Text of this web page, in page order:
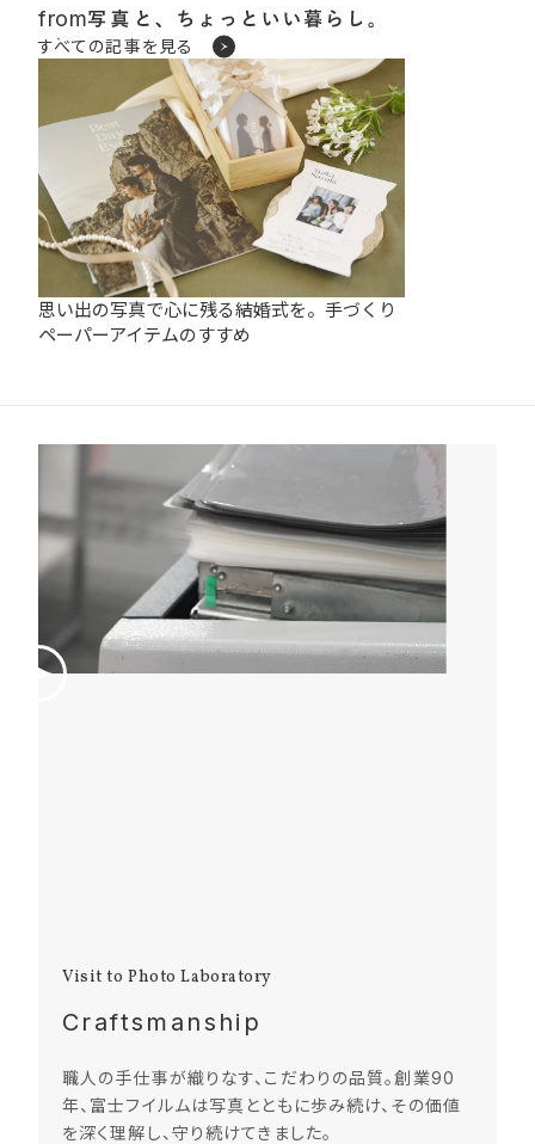
from
すべての記事を見る
思い出の写真で心に残る結婚式を。手づくり
ペーパーアイテムのすすめ
Visit to Photo Laboratory
Craftsmanship
職人の手仕事が織りなす、こだわりの品質。創業90
年、富士フイルムは写真とともに歩み続け、その価値
を深く理解し、守り続けてきました。